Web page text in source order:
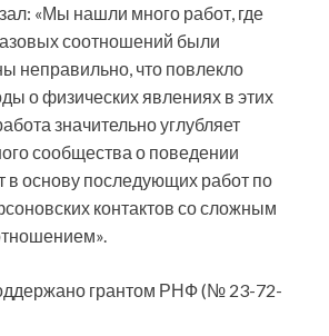
«Мы нашли много работ, где
соотношений были
неправильно, что повлекло
о физических явлениях в этих
значительно углубляет
сообщества о поведении
основу последующих работ по
контактов со сложным
грантом РНФ (№ 23-72-